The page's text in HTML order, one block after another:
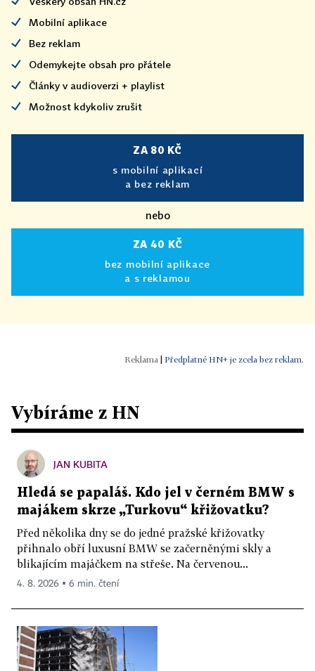
Mobilní aplikace
Bez reklam
Odemykejte obsah pro přátele
Články v audioverzi + playlist
Možnost kdykoliv zrušit
ZA 80 KČ
s mobilní aplikací
a bez reklam
nebo
ZA 40 KČ
bez mobilní aplikace
a s reklamou
Předplatné HN+ je zcela bez reklam.
Vybíráme z HN
JAN KUBITA
Hledá se papaláš. Kdo jel v černém BMW s
majákem skrze „Turkovu“ křižovatku?
Před několika dny se do jedné pražské křižovatky
přihnalo obří luxusní BMW se začerněnými skly a
blikajícím majáčkem na střeše. Na červenou...
4. 8. 2026 ▪ 6 min. čtení